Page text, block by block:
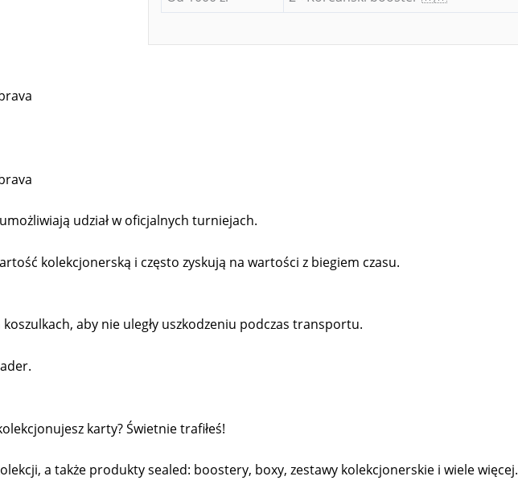
udział w oficjalnych turniejach.
kolekcjonerską i często zyskują na wartości z biegiem czasu.
aby nie uległy uszkodzeniu podczas transportu.
karty? Świetnie trafiłeś!
a także produkty sealed: boostery, boxy, zestawy kolekcjonerskie i wiele więcej.